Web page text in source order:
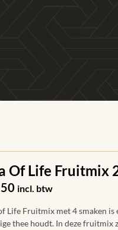
Of Life Fruitmix
incl. btw
Life Fruitmix met 4 smaken
thee houdt. In deze fruitmix